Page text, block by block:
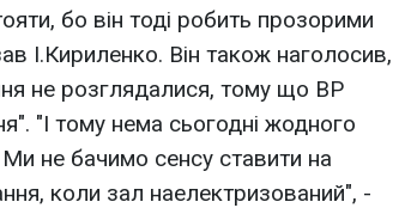
бо він тоді робить прозорими
І.Кириленко. Він також наголосив,
не розглядалися, тому що ВР
"І тому нема сьогодні жодного
не бачимо сенсу ставити на
коли зал наелектризований", -